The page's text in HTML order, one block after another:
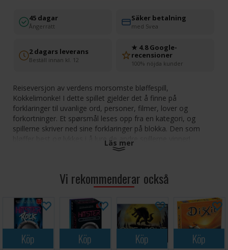
45 dagar
Ångerrätt
Säker betalning
med Svea
2 dagars leverans
Beställ innan kl. 12
★ 4.8 Google-
recensioner
100% nöjda kunder
Reiseversjon av verdens morsomste bløffespill,
Kokkelimonke! I dette spillet gjelder det å finne på
forklaringer til uvanlige ord, personer, filmer, lover og
forkortninger. Et spørsmål leses opp fra en kategori, og
spillerne skriver ned sine forklaringer på blokka. Den som
bløffer best og lykkes i å lure de andre spillerne vinner!
Alder: 12+
Spilletid: 60 minutter
Språk: Norsk
Läs mer
Vi rekommenderar också
Köp Köp Köp Köp